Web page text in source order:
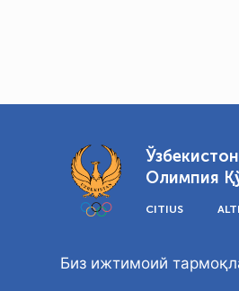
Олимпия
CITIUS
Биз ижтимоий